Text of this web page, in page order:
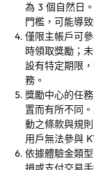
為 3 個自然日
門檻，可能導
僅限主帳戶可
時領取獎勵；
設有特定期限
務。
獎勵中心的任
置而有所不同
動之條款與規
用戶無法參與
依據體驗金類
損或支付交易